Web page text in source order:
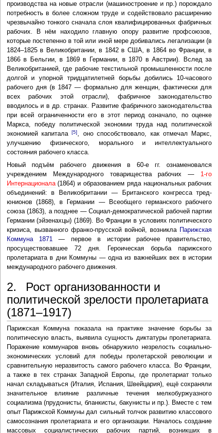
производства на новые отрасли (машиностроение и пр.) порождало
потребность в более сложном труде и содействовало расширению
чрезвычайно тонкого сначала слоя квалифицированных фабричных
рабочих. В нём находило главную опору развитие профсоюзов,
которые постепенно в той или иной мере добивались легализации (в
1824–1825 в Великобритании, в 1842 в США, в 1864 во Франции, в
1866 в Бельгии, в 1869 в Германии, в 1870 в Австрии). Вслед за
Великобританией, где рабочие текстильной промышленности после
долгой и упорной тридцатилетней борьбы добились 10-часового
рабочего дня (в 1847 — формально для женщин, фактически для
всех рабочих этой отрасли), фабричное законодательство
вводилось и в др. странах. Развитие фабричного законодательства
при всей ограниченности его в этот период означало, по оценке
Маркса, победу политической экономии труда над политической
экономией капитала[5], оно способствовало, как отмечал Маркс,
улучшению физического, морального и интеллектуального
состояния рабочего класса.
Новый подъём рабочего движения в 60-е гг. ознаменовался
учреждением Международного товарищества рабочих — 1-го
Интернационала(1864) и образованием ряда национальных рабочих
объединений: в Великобритании — Британского конгресса тред-
юнионов (1868), в Германии — Всеобщего германского рабочего
союза (1863), а позднее — Социал-демократической рабочей партии
Германии (эйзенахцы) (1869). Во Франции в условиях политического
кризиса, вызванного франко-прусской войной, возникла Парижская
Коммуна 1871
— первое в истории рабочее правительство,
просуществовавшее 72 дня. Героическая борьба парижского
пролетариата в дни Коммуны — одна из важнейших вех в истории
международного рабочего движения.
2. Рост организованности и
политической зрелости пролетариата
(1871–1917)
Парижская Коммуна показала на практике значение борьбы за
политическую власть, выявила сущность диктатуры пролетариата.
Поражение коммунаров вновь обнаружило незрелость социально-
экономических условий для победы пролетарской революции и
сравнительную неразвитость самого рабочего класса. Во Франции,
а также в тех странах Западной Европы, где пролетариат только
начал складываться (Италия, Испания, Швейцария), ещё сохраняли
значительное влияние различные течения мелкобуржуазного
социализма (прудонисты, бланкисты, бакунисты и пр.). Вместе с тем
опыт Парижской Коммуны дал сильный толчок развитию классового
самосознания пролетариата и его организации. Началось создание
массовых социалистических рабочих партий, возникших в